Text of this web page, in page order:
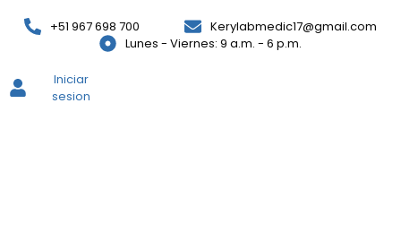
+51 967 698 700
Kerylabmedic17@gmail.com
Lunes - Viernes: 9 a.m. - 6 p.m.
Iniciar
sesion